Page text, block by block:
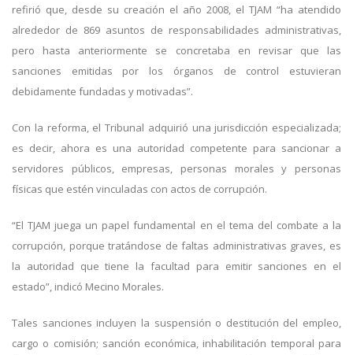
refirió que, desde su creación el año 2008, el TJAM “ha atendido
alrededor de 869 asuntos de responsabilidades administrativas,
pero hasta anteriormente se concretaba en revisar que las
sanciones emitidas por los órganos de control estuvieran
debidamente fundadas y motivadas”.
Con la reforma, el Tribunal adquirió una jurisdicción especializada;
es decir, ahora es una autoridad competente para sancionar a
servidores públicos, empresas, personas morales y personas
físicas que estén vinculadas con actos de corrupción.
“El TJAM juega un papel fundamental en el tema del combate a la
corrupción, porque tratándose de faltas administrativas graves, es
la autoridad que tiene la facultad para emitir sanciones en el
estado”, indicó Mecino Morales.
Tales sanciones incluyen la suspensión o destitución del empleo,
cargo o comisión; sanción económica, inhabilitación temporal para